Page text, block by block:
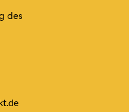
des